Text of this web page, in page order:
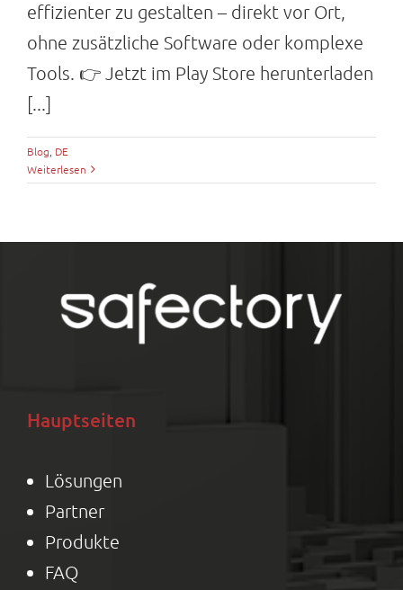
effizienter zu gestalten – direkt vor Ort,
ohne zusätzliche Software oder komplexe
Tools. 👉 Jetzt im Play Store herunterladen
[...]
Blog DE
Weiterlesen
Hauptseiten
Lösungen
Partner
Produkte
FAQ